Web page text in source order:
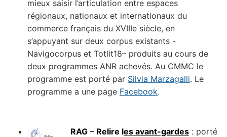
mieux saisir l’articulation entre espaces
régionaux, nationaux et internationaux du
commerce français du XVIIIe siècle, en
s’appuyant sur deux corpus existants -
Navigocorpus et Totlit18– produits au cours de
deux programmes ANR achevés. Au CMMC le
programme est porté par Silvia Marzagalli. Le
programme a une page Facebook.
RAG– Relire les avant-gardes: porté